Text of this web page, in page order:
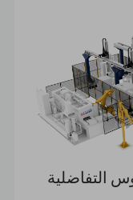
التفاضلية